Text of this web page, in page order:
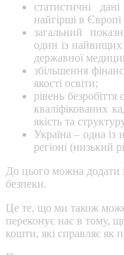
статистичні
найгірші в Європі
загальний
один із найвищих
державної
збільшення
якості освіти;
рівень
кваліфікованих
якість та
Україна – одна
регіоні (низький
До цього можна додати
безпеки.
Це те, що ми також
переконує нас в тому,
кошти, які справляє як